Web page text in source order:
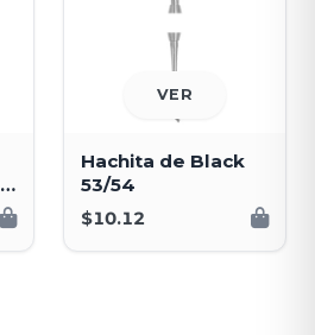
VER
Hachita de Black
53/54
$10.12